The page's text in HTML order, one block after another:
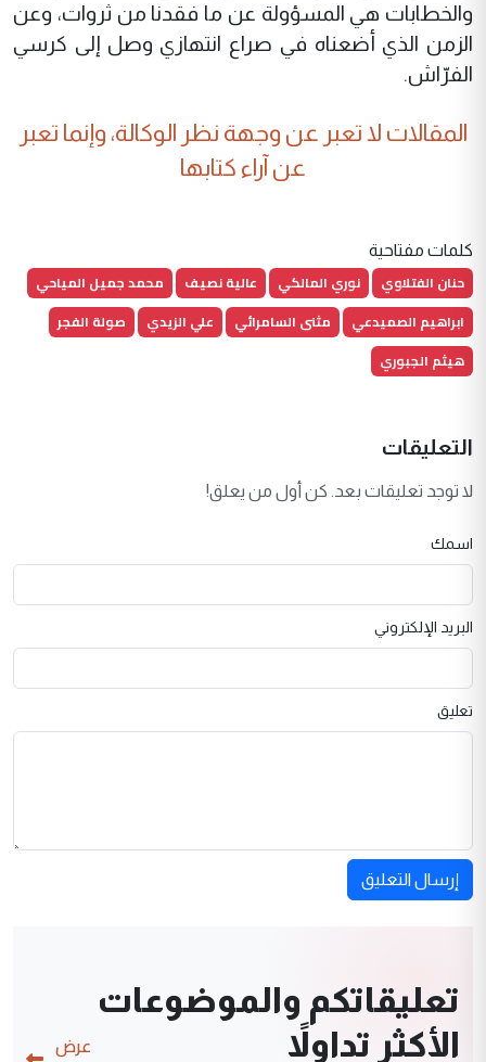
والخطابات هي المسؤولة عن ما فقدنا من ثروات، وعن
الزمن الذي أضعناه في صراع انتهازي وصل إلى كرسي
الفرّاش.
المقالات لا تعبر عن وجهة نظر الوكالة، وإنما تعبر
عن آراء كتابها
كلمات مفتاحية
حنان الفتلاوي نوري المالكي عالية نصيف
محمد جميل المياحي
ابراهيم الصميدعي
مثنى السامرائي علي الزيدي
صولة الفجر
هيثم الجبوري
التعليقات
لا توجد تعليقات بعد. كن أول من يعلق!
اسمك
البريد الإلكتروني
تعليق
إرسال التعليق
تعليقاتكم والموضوعات
الأكثر تداولاً
عرض